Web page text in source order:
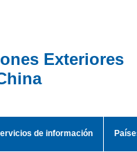
Exteriores
de información